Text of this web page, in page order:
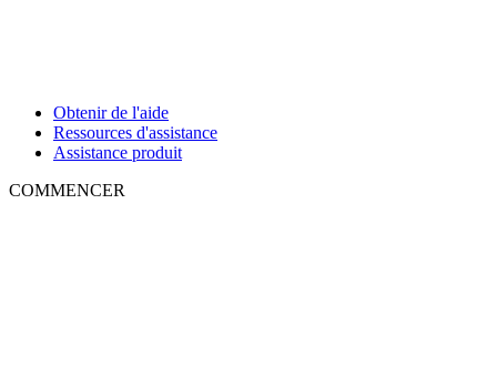
Obtenir de l'aide
Ressources d'assistance
Assistance produit
COMMENCER